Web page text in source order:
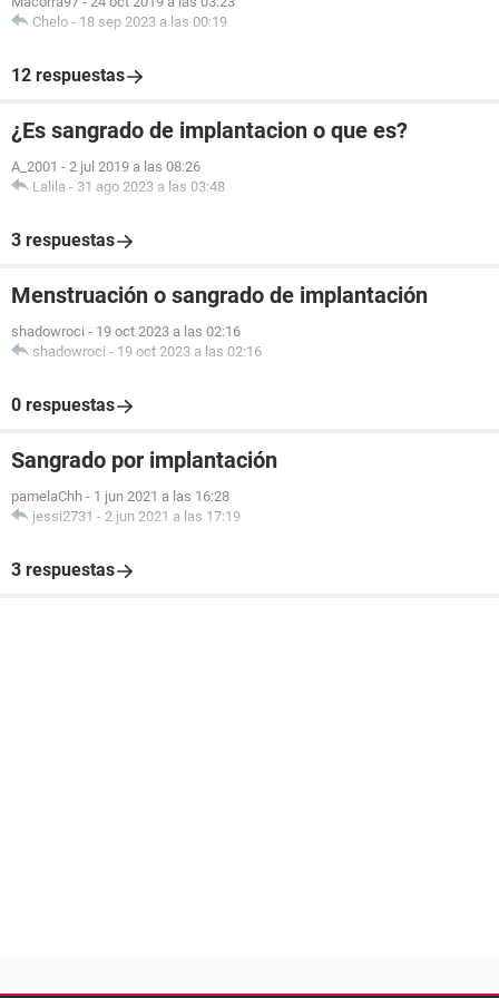
Chelo - 18 sep 2023 a las 00:19
12 respuestas
¿Es sangrado de implantacion o que es?
A_2001 - 2 jul 2019 a las 08:26
Lalila - 31 ago 2023 a las 03:48
3 respuestas
Menstruación o sangrado de implantación
shadowroci - 19 oct 2023 a las 02:16
shadowroci - 19 oct 2023 a las 02:16
0 respuestas
Sangrado por implantación
pamelaChh - 1 jun 2021 a las 16:28
jessi2731 - 2 jun 2021 a las 17:19
3 respuestas